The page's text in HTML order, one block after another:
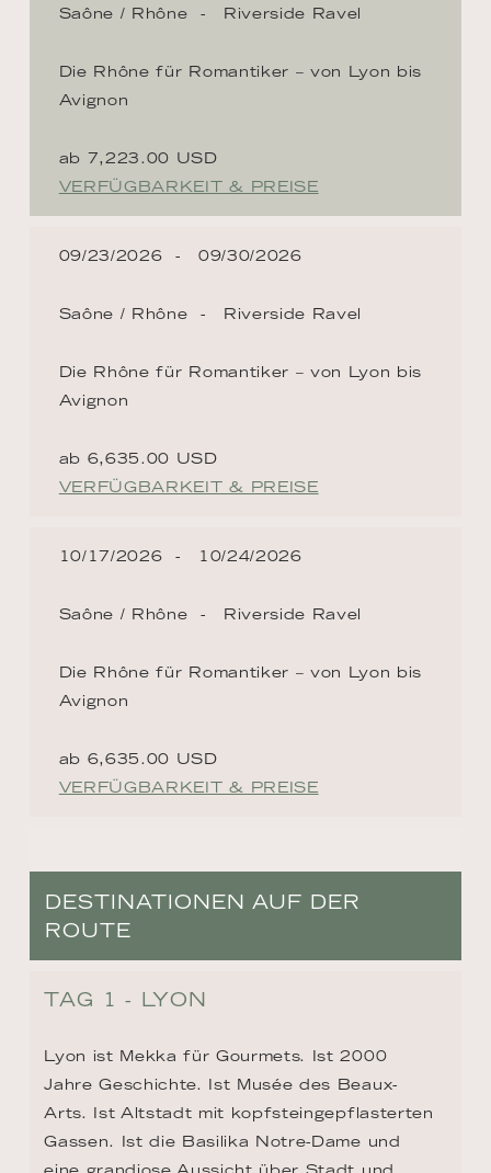
Saône / Rhône Riverside Ravel
Die Rhône für Romantiker – von Lyon bis
Avignon
ab 7,223.00 USD
VERFÜGBARKEIT & PREISE
09/23/2026 09/30/2026
Saône / Rhône Riverside Ravel
Die Rhône für Romantiker – von Lyon bis
Avignon
ab 6,635.00 USD
VERFÜGBARKEIT & PREISE
10/17/2026 10/24/2026
Saône / Rhône Riverside Ravel
Die Rhône für Romantiker – von Lyon bis
Avignon
ab 6,635.00 USD
VERFÜGBARKEIT & PREISE
DESTINATIONEN AUF DER
ROUTE
TAG 1 - LYON
Lyon ist Mekka für Gourmets. Ist 2000
Jahre Geschichte. Ist Musée des Beaux-
Arts. Ist Altstadt mit kopfsteingepflasterten
Gassen. Ist die Basilika Notre-Dame und
eine grandiose Aussicht über Stadt und